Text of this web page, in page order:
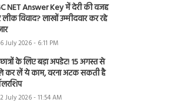
NET Answer Key में देरी की वजह
लीक विवाद? लाखों उम्मीदवार कर रहे
July 2026 - 6:11 PM
के लिए बड़ा अपडेट! 15 अगस्त से
कर लें ये काम, वरना अटक सकती है
July 2026 - 11:54 AM